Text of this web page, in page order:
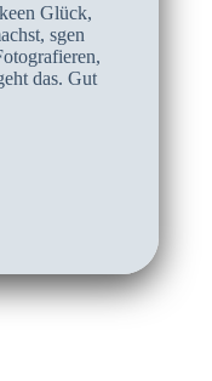
Glück,
sgen
das. Gut